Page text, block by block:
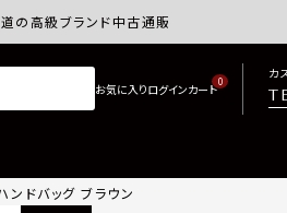
の高級ブランド中古通販サイトretro.jp商
0
カ
ドバッグ ブラウン